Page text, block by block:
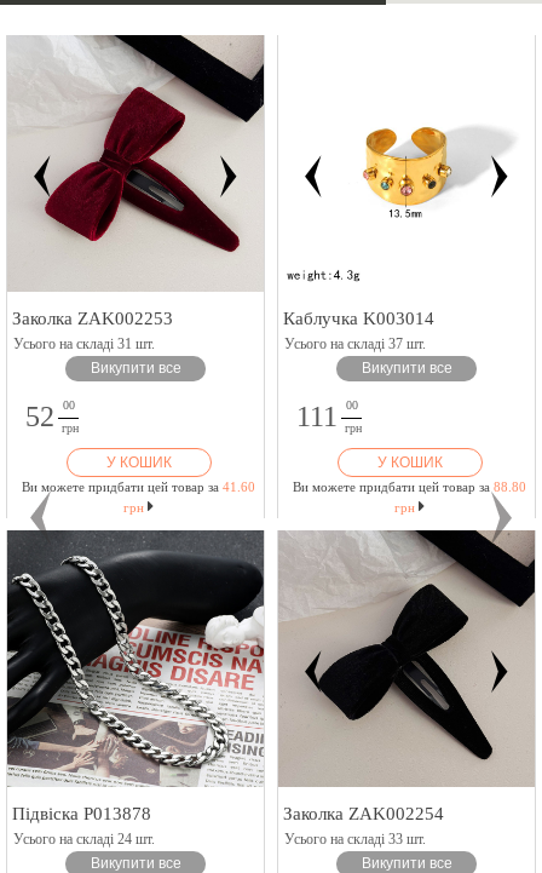
Заколка ZAK002253
Усього на складі 31 шт.
Викупити все
52
00
грн
У КОШИК
Ви можете придбати цей товар за 41.60
грн
Каблучка K003014
Усього на складі 37 шт.
Викупити все
111
00
грн
У КОШИК
Ви можете придбати цей товар за 88.80
грн
Підвіска P013878
Усього на складі 24 шт.
Викупити все
Заколка ZAK002254
Усього на складі 33 шт.
Викупити все